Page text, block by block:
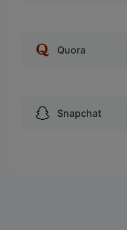
Quora
Snapchat